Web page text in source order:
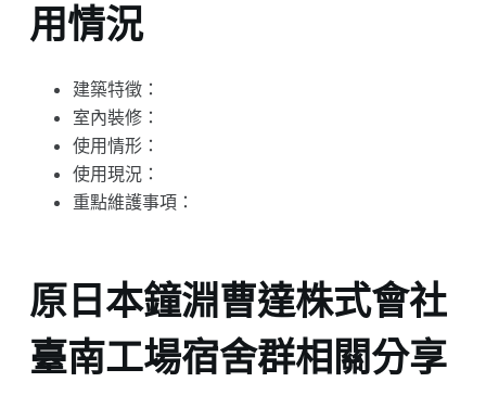
用情況
建築特徵：
室內裝修：
使用情形：
使用現況：
重點維護事項：
原日本鐘淵曹達株式會社
臺南工場宿舍群相關分享